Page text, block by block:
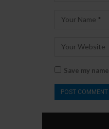
Save my